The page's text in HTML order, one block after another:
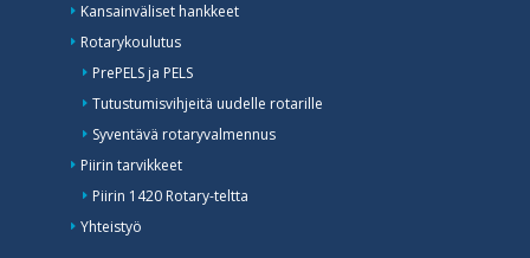
Kansainväliset hankkeet
Rotarykoulutus
PrePELS ja PELS
Tutustumisvihjeitä uudelle rotarille
Syventävä rotaryvalmennus
Piirin tarvikkeet
Piirin 1420 Rotary-teltta
Yhteistyö